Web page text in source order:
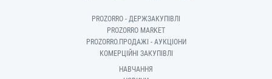
PROZORRO - ДЕРЖЗАКУПІВЛІ
PROZORRO MARKET
PROZORRO.ПРОДАЖІ - АУКЦІОНИ
КОМЕРЦІЙНІ ЗАКУПІВЛІ
НАВЧАННЯ